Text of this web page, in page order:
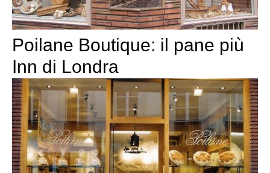
Poilane Boutique: il pane più
Inn di Londra